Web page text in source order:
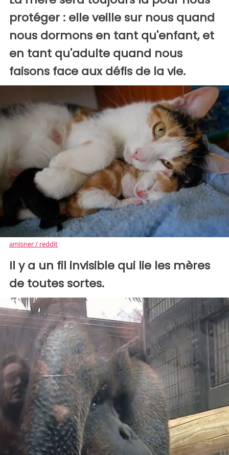
protéger : elle veille sur nous quand
nous dormons en tant qu'enfant, et
en tant qu'adulte quand nous
faisons face aux défis de la vie.
amisner / reddit
Il y a un fil invisible qui lie les mères
de toutes sortes.